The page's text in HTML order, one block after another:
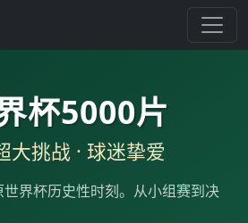
杯5000片
大挑战 · 球迷挚爱
界杯历史性时刻。从小组赛到决